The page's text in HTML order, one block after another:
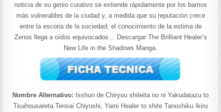
noticia de su genio curativo se extiende rápidamente por los barrios
más vulnerables de la ciudad y, a medida que su reputación crece
entre la escoria de la sociedad, el conocimiento de la estima de
Zenos llega a oídos equivocados… Descargar The Brilliant Healer’s
New Life in the Shadows Manga.
Nombre Alternativo: Isshun de Chiryou shiteita no ni Yakudatazu to
Tsuihousareta Tensai Chiyushi, Yami Healer to shite Tanoshiku Ikiru